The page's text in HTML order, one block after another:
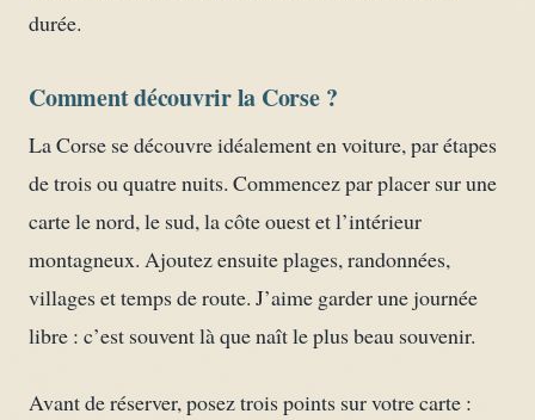
durée.
Comment découvrir la Corse ?
La Corse se découvre idéalement en voiture, par étapes
de trois ou quatre nuits. Commencez par placer sur une
carte le nord, le sud, la côte ouest et l’intérieur
montagneux. Ajoutez ensuite plages, randonnées,
villages et temps de route. J’aime garder une journée
libre : c’est souvent là que naît le plus beau souvenir.
Avant de réserver, posez trois points sur votre carte :